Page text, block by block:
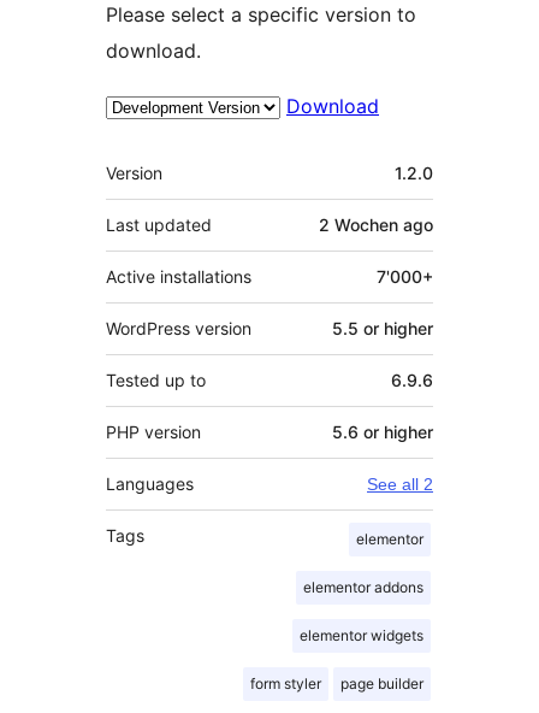
Please select a specific version to
download.
Download
Meta
Version 1.2.0
Last updated 2 Wochen ago
Active installations 7'000+
WordPress version 5.5 or higher
Tested up to 6.9.6
PHP version 5.6 or higher
Languages See all 2
Tags elementor
elementor addons
elementor widgets
form styler page builder